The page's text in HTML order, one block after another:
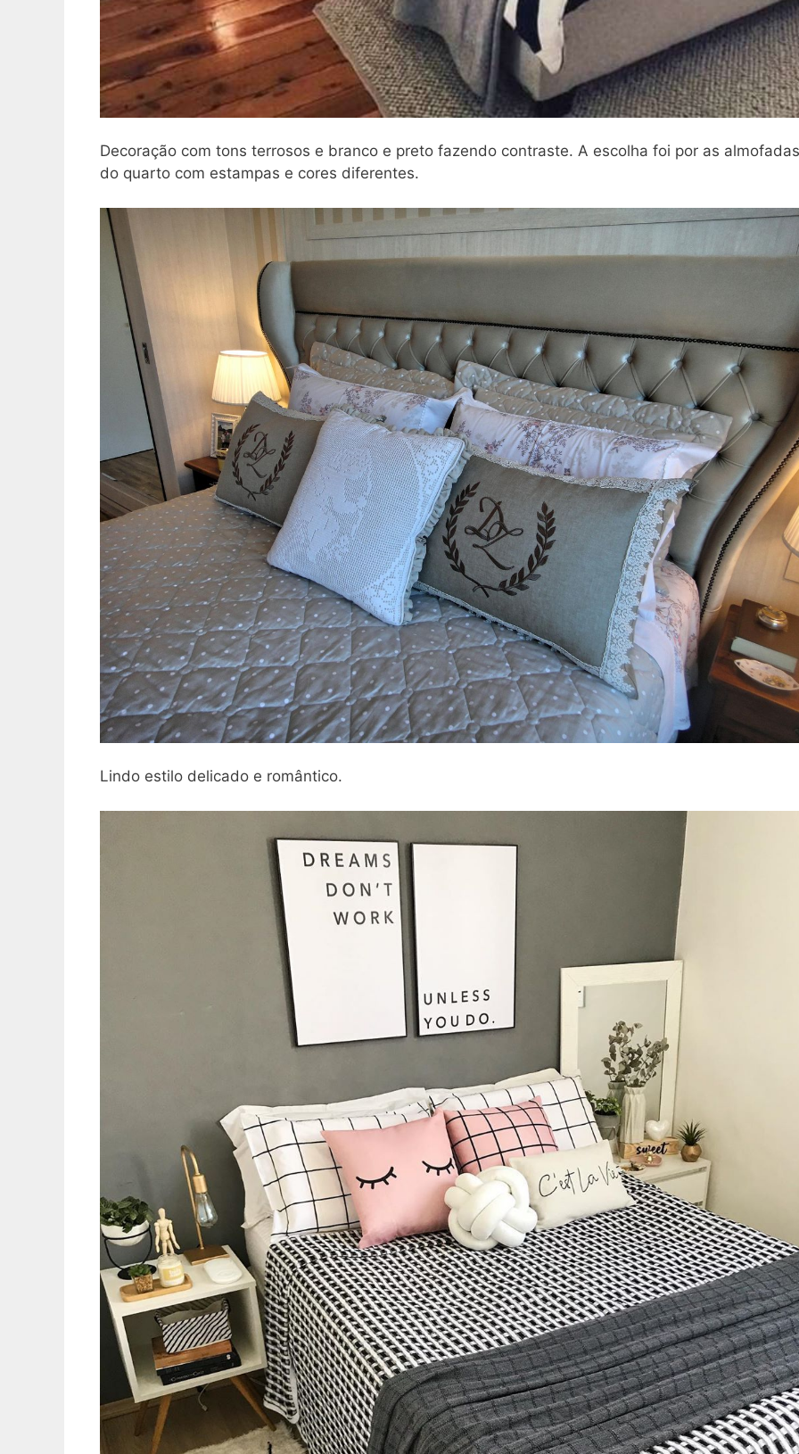
Decoração com tons terrosos e branco e preto fazendo contraste. A escolha foi por as almofadas
do quarto com estampas e cores diferentes.
Lindo estilo delicado e romântico.